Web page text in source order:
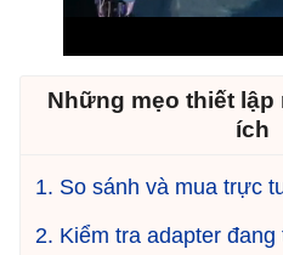
Những mẹo thiết lập
ích
1. So sánh và mua trực
2. Kiểm tra adapter đang